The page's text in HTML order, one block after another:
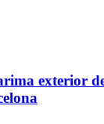
exterior